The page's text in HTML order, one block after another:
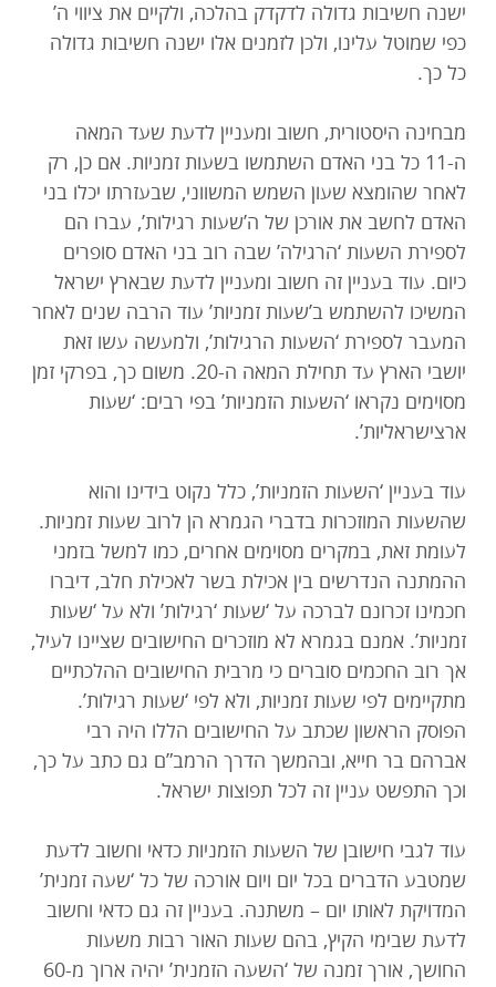
ישנה חשיבות גדולה לדקדק בהלכה, ולקיים את ציווי ה’
כפי שמוטל עלינו, ולכן לזמנים אלו ישנה חשיבות גדולה
כל כך.
מבחינה היסטורית, חשוב ומעניין לדעת שעד המאה
ה-11 כל בני האדם השתמשו בשעות זמניות. אם כן, רק
לאחר שהומצא שעון השמש המשווני, שבעזרתו יכלו בני
האדם לחשב את אורכן של ה’שעות רגילות’, עברו הם
לספירת השעות ‘הרגילה’ שבה רוב בני האדם סופרים
כיום. עוד בעניין זה חשוב ומעניין לדעת שבארץ ישראל
המשיכו להשתמש ב’שעות זמניות’ עוד הרבה שנים לאחר
המעבר לספירת ‘השעות הרגילות’, ולמעשה עשו זאת
יושבי הארץ עד תחילת המאה ה-20. משום כך, בפרקי זמן
מסוימים נקראו ‘השעות הזמניות’ בפי רבים: ‘שעות
ארצישראליות’.
עוד בעניין ‘השעות הזמניות’, כלל נקוט בידינו והוא
שהשעות המוזכרות בדברי הגמרא הן לרוב שעות זמניות.
לעומת זאת, במקרים מסוימים אחרים, כמו למשל בזמני
ההמתנה הנדרשים בין אכילת בשר לאכילת חלב, דיברו
חכמינו זכרונם לברכה על ‘שעות ‘רגילות’ ולא על ‘שעות
זמניות’. אמנם בגמרא לא מוזכרים החישובים שציינו לעיל,
אך רוב החכמים סוברים כי מרבית החישובים ההלכתיים
מתקיימים לפי שעות זמניות, ולא לפי ‘שעות רגילות’.
הפוסק הראשון שכתב על החישובים הללו היה רבי
אברהם בר חייא, ובהמשך הדרך הרמב”ם גם כתב על כך,
וכך התפשט עניין זה לכל תפוצות ישראל.
עוד לגבי חישובן של השעות הזמניות כדאי וחשוב לדעת
שמטבע הדברים בכל יום ויום אורכה של כל ‘שעה זמנית’
המדויקת לאותו יום – משתנה. בעניין זה גם כדאי וחשוב
לדעת שבימי הקיץ, בהם שעות האור רבות משעות
החושך, אורך זמנה של ‘השעה הזמנית’ יהיה ארוך מ-60